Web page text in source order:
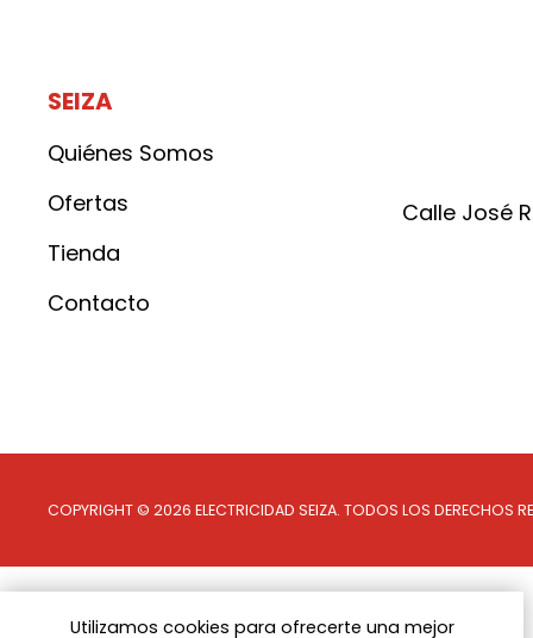
Utilizamos cookies para ofrecerte una mejor
SEIZA
Quiénes Somos
Ofertas
Tienda
Contacto
Calle José
COPYRIGHT © 2026 ELECTRICIDAD SEIZA. TODOS LOS DERECHOS